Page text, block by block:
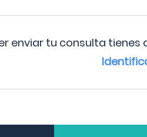
enviar tu consulta tienes